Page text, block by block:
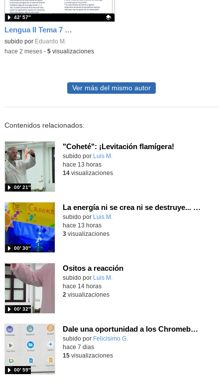
Lengua II Tema 7 Clase 74 20260519 - Figuras retóricas y Juan Ramón Jiménez
Contenido educativo.
subido por Eduardo M.
42′ 57″
-hace 2 meses- 5visualizaciones
Ver más del mismo autor
Contenidos relacionados:
"Coheté": ¡Levitación flamígera!
Contenido educativo.
subido por Luis M.
00′ 21″
hace 13 horas
14visualizaciones
La energía ni se crea ni se destruye... ¡se experimenta! El Tierno en la Feria Madrid es Ciencia 2026
Contenido educativo.
subido por Luis M.
00′ 30″
hace 13 horas
3visualizaciones
Ositos a reacción
Contenido educativo.
subido por Luis M.
00′ 32″
hace 14 horas
2 visualizaciones
Dale una oportunidad a los Chromebooks y utiliza un proyector para realizar talleres si no tienes pantallas táctiles
Contenido educativo.
subido por Felicisimo G.
00′ 59″
hace 7 dias
15visualizaciones